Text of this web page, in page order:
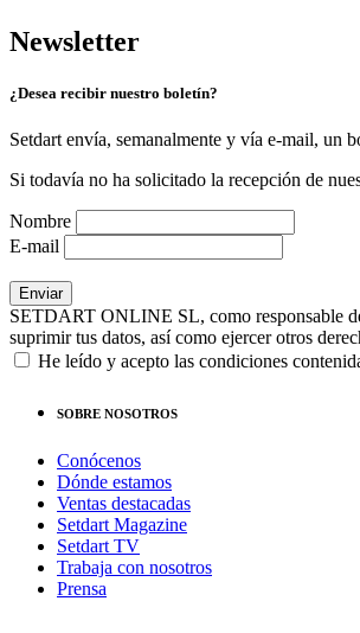
Newsletter
¿Desea recibir nuestro boletín?
Setdart envía, semanalmente y vía e-mail, un
Si todavía no ha solicitado la recepción de
Nombre
E-mail
SETDART ONLINE SL, como responsable
suprimir tus datos, así como ejercer otros
He leído y acepto las condiciones
SOBRE NOSOTROS
Conócenos
Dónde estamos
Ventas destacadas
Setdart Magazine
Setdart TV
Trabaja con nosotros
Prensa